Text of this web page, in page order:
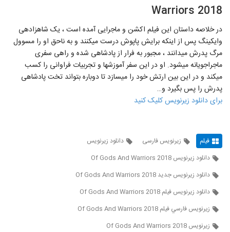
Warriors 2018
در خلاصه داستان این فیلم اکشن و ماجرایی آمده است ، یک شاهزاده‎ی
وایکینگ پس از اینکه برایش پاپوش درست می‎کنند و به ناحق او را مسوول
مرگ پدرش می‎دانند ، مجبور به فرار از پادشاهی شده و راهی سفری
ماجراجویانه می‎شود. او در این سفر آموزش‎ها و تجربیات فراوانی را کسب
می‎کند و در این بین ارتش خود را می‎سازد تا دوباره بتواند تخت پادشاهی
پدرش را پس بگیرد و…
برای دانلود زیرنویس کلیک کنید
فیلم زیرنویس فارسی
دانلود زیرنویس
دانلود زیرنویس Of Gods And Warriors 2018
دانلود زیرنویس جدید Of Gods And Warriors 2018
دانلود زیرنویس فیلم Of Gods And Warriors 2018
زيرنويس فارسي فيلم Of Gods And Warriors 2018
زیرنویس Of Gods And Warriors 2018